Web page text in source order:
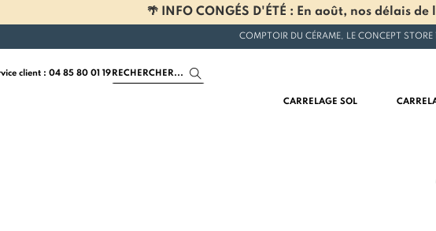
🌴 INFO CONGÉS D'ÉTÉ : En août, nos délais
COMPTOIR DU CÉRAME, LE CONCEPT
client : 04 85 80 01 19
CARRELAGE SOL